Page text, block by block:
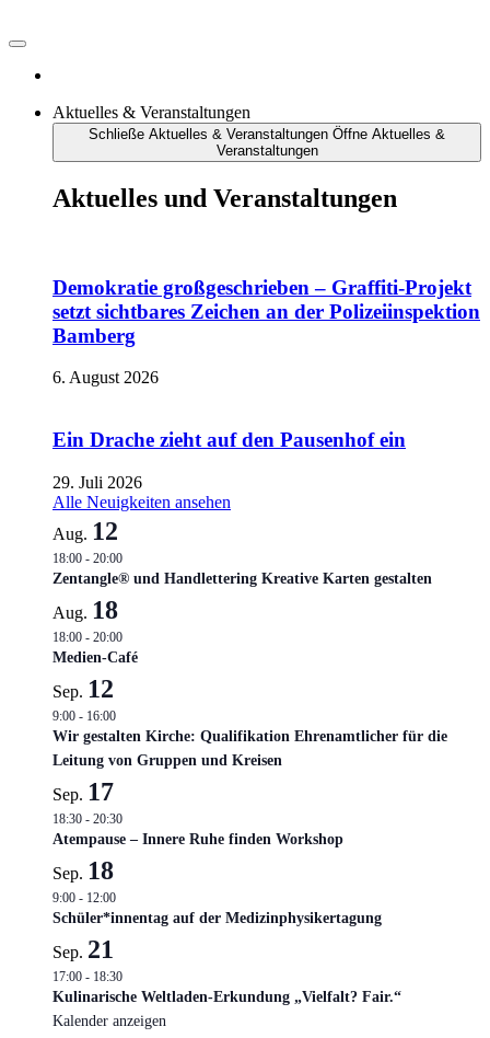
Aktuelles & Veranstaltungen
Schließe Aktuelles & Veranstaltungen Öffne Aktuelles &
Veranstaltungen
Aktuelles und Veranstaltungen
Demokratie großgeschrieben – Graffiti-Projekt
setzt sichtbares Zeichen an der Polizeiinspektion
Bamberg
6. August 2026
Ein Drache zieht auf den Pausenhof ein
29. Juli 2026
Alle Neuigkeiten ansehen
Aug. 12
18:00 - 20:00
Zentangle® und Handlettering Kreative Karten gestalten
Aug. 18
18:00 - 20:00
Medien-Café
Sep. 12
9:00 - 16:00
Wir gestalten Kirche: Qualifikation Ehrenamtlicher für die
Leitung von Gruppen und Kreisen
Sep. 17
18:30 - 20:30
Atempause – Innere Ruhe finden Workshop
Sep. 18
9:00 - 12:00
Schüler*innentag auf der Medizinphysikertagung
Sep. 21
17:00 - 18:30
Kulinarische Weltladen-Erkundung „Vielfalt? Fair.“
Kalender anzeigen